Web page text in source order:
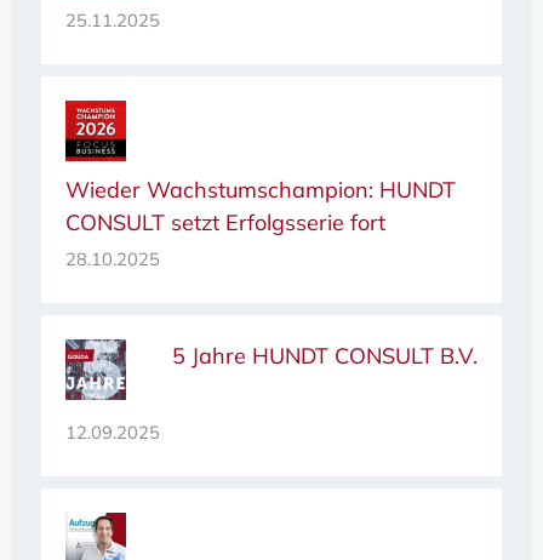
25.11.2025
Wieder Wachstumschampion: HUNDT
CONSULT setzt Erfolgsserie fort
28.10.2025
5 Jahre HUNDT CONSULT B.V.
12.09.2025